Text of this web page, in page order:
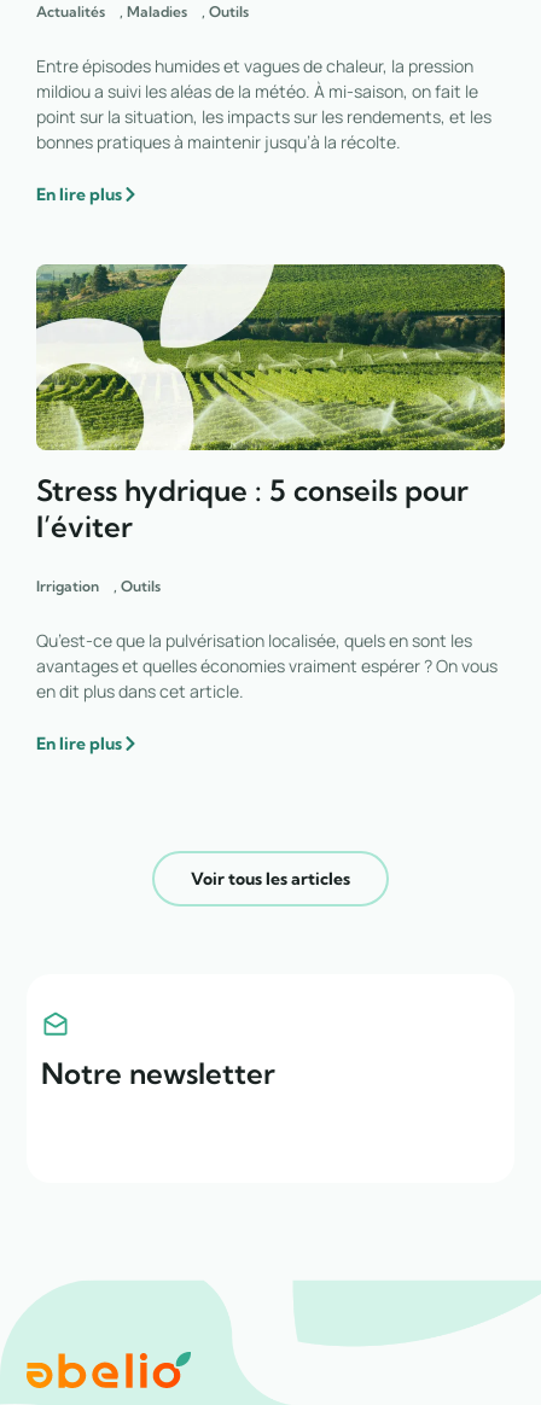
Actualités ,Maladies ,Outils
Entre épisodes humides et vagues de chaleur, la pression
mildiou a suivi les aléas de la météo. À mi-saison, on fait le
point sur la situation, les impacts sur les rendements, et les
bonnes pratiques à maintenir jusqu’à la récolte.
En lire plus
Stress hydrique : 5 conseils pour
l’éviter
Irrigation ,Outils
Qu’est-ce que la pulvérisation localisée, quels en sont les
avantages et quelles économies vraiment espérer ? On vous
en dit plus dans cet article.
En lire plus
Voir tous les articles
Notre newsletter